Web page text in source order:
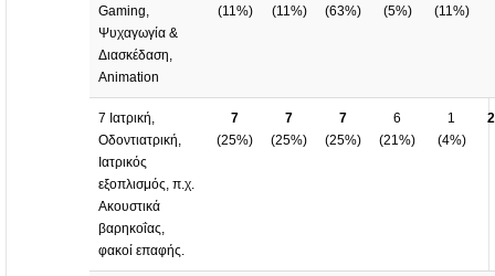
Gaming,
Ψυχαγωγία &
Διασκέδαση,
Animation
(11%)
(11%)
(63%)
(5%)
(11%)
7 Ιατρική,
Οδοντιατρική,
Ιατρικός
εξοπλισμός, π.χ.
Ακουστικά
βαρηκοΐας,
φακοί επαφής.
7
(25%)
7
(25%)
7
(25%)
6
(21%)
1
(4%)